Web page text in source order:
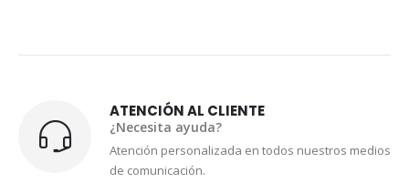
ATENCIÓN AL CLIENTE
¿Necesita ayuda?
Atención personalizada en todos nuestros medios
de comunicación.